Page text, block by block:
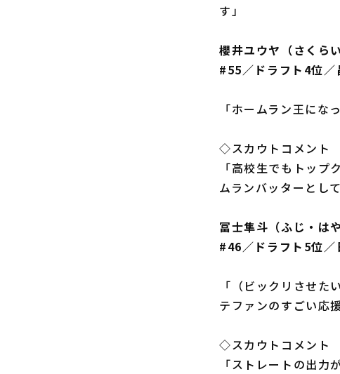
す」
櫻井ユウヤ（さくら
#55／ドラフト4位／
「ホームラン王にな
◇スカウトコメント
「高校生でもトッ
ムランバッターとし
冨士隼斗（ふじ・は
#46／ドラフト5位／
「（ビックリさせ
テファンのすごい応
◇スカウトコメント
「ストレートの出